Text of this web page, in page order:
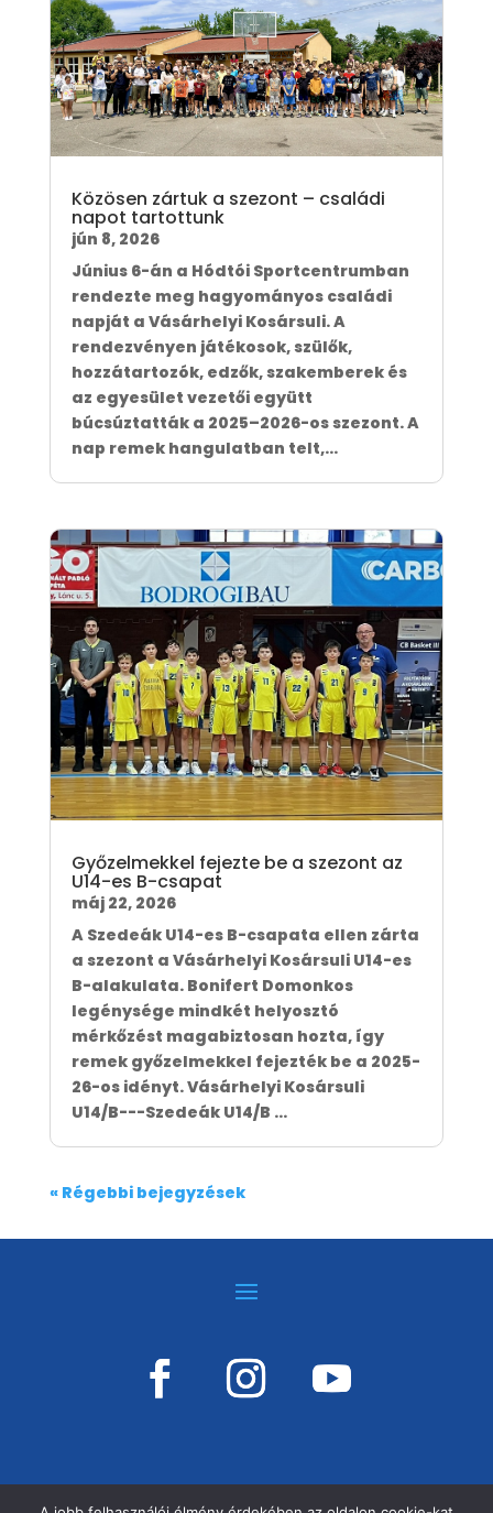
Közösen zártuk a szezont – családi
napot tartottunk
jún 8, 2026
Június 6-án a Hódtói Sportcentrumban
rendezte meg hagyományos családi
napját a Vásárhelyi Kosársuli. A
rendezvényen játékosok, szülők,
hozzátartozók, edzők, szakemberek és
az egyesület vezetői együtt
búcsúztatták a 2025–2026-os szezont. A
nap remek hangulatban telt,...
Győzelmekkel fejezte be a szezont az
U14-es B-csapat
máj 22, 2026
A Szedeák U14-es B-csapata ellen zárta
a szezont a Vásárhelyi Kosársuli U14-es
B-alakulata. Bonifert Domonkos
legénysége mindkét helyosztó
mérkőzést magabiztosan hozta, így
remek győzelmekkel fejezték be a 2025-
26-os idényt. Vásárhelyi Kosársuli
U14/B---Szedeák U14/B ...
« Régebbi bejegyzések